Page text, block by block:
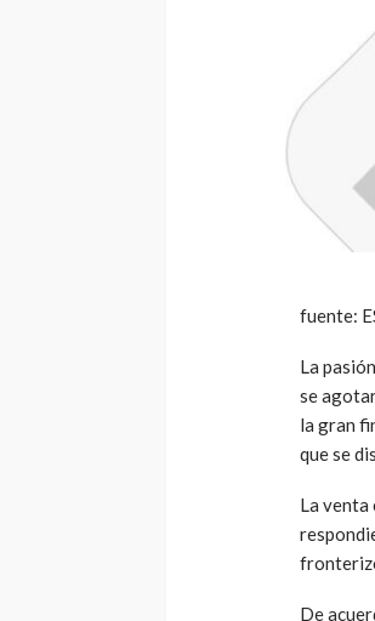
fuente:
La
se
la gran
que se
La venta
De